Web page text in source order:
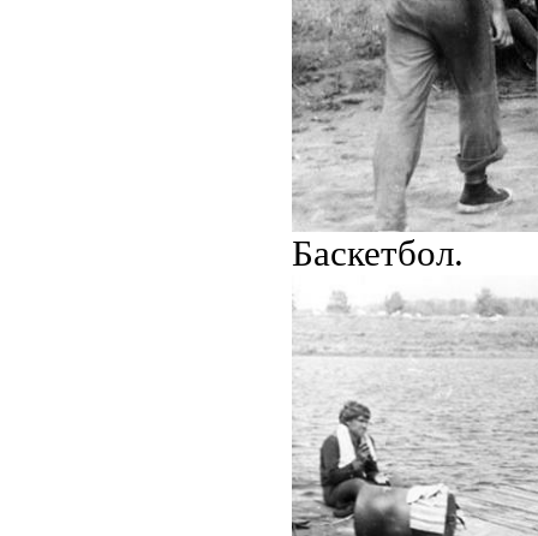
Баскетбол.